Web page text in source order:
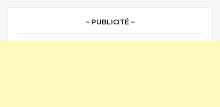
– PUBLICITÉ –